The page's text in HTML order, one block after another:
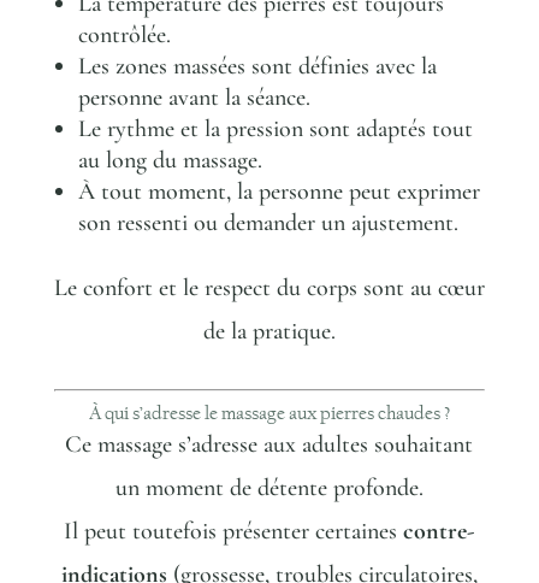
contrôlée.
Les zones massées sont définies avec la
personne avant la séance.
Le rythme et la pression sont adaptés tout
au long du massage.
À tout moment, la personne peut exprimer
son ressenti ou demander un ajustement.
Le confort et le respect du corps sont au cœur
de la pratique.
À qui s’adresse le massage aux pierres chaudes ?
Ce massage s’adresse aux adultes souhaitant
un moment de détente profonde.
Il peut toutefois présenter certainescontre-
indications (grossesse, troubles circulatoires,